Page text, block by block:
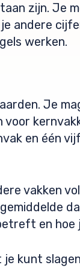
zijn. Je
andere
werken.
Je
en één
vakken
en
kunt